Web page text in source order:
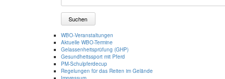
Suchen
WBO-Veranstaltungen
Aktuelle WBO-Termine
Gelassenheitsprüfung (GHP)
Gesundheitssport mit Pferd
PM-Schulpferdecup
Regelungen für das Reiten im Gelände